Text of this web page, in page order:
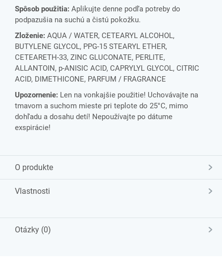
Spôsob použitia: Aplikujte denne podľa potreby do
podpazušia na suchú a čistú pokožku.
Zloženie: AQUA / WATER, CETEARYL ALCOHOL,
BUTYLENE GLYCOL, PPG-15 STEARYL ETHER,
CETEARETH-33, ZINC GLUCONATE, PERLITE,
ALLANTOIN, p-ANISIC ACID, CAPRYLYL GLYCOL, CITRIC
ACID, DIMETHICONE, PARFUM / FRAGRANCE
Upozornenie: Len na vonkajšie použitie! Uchovávajte na
tmavom a suchom mieste pri teplote do 25°C, mimo
dohľadu a dosahu detí! Nepoužívajte po dátume
exspirácie!
O produkte
Vlastnosti
Otázky (0)